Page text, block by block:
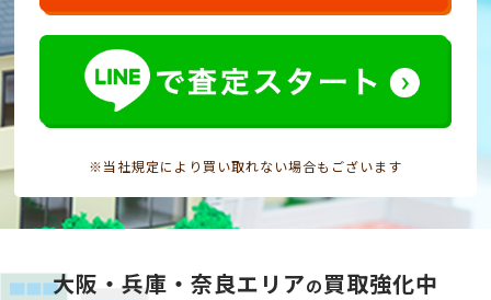
※当社規定により買い取れない場合もございます
大阪・兵庫・奈良エリアの買取強化中